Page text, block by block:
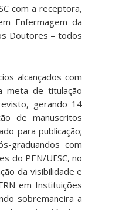
com a receptora,
Enfermagem da
Doutores – todos
alcançados com
meta de titulação
gerando 14
de manuscritos
para publicação;
graduandos com
do PEN/UFSC, no
da visibilidade e
em Instituições
sobremaneira a